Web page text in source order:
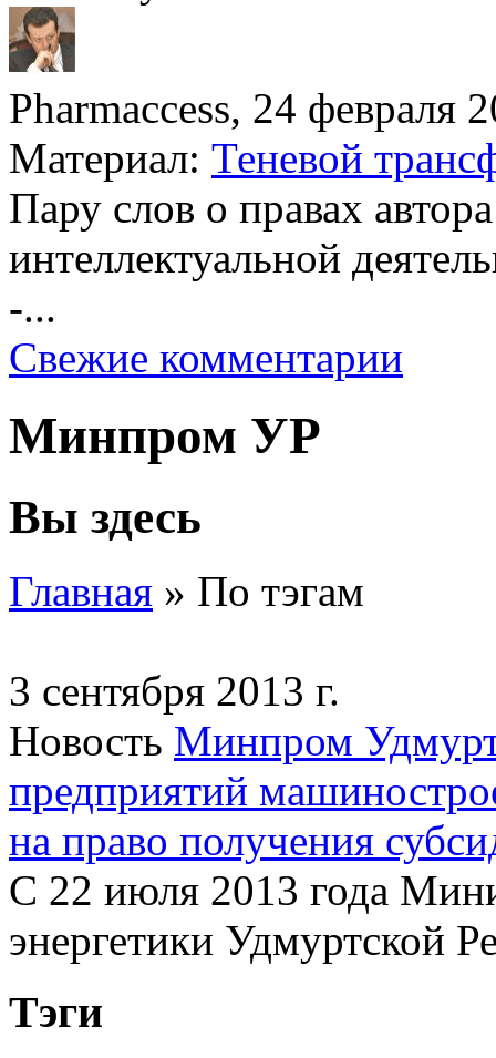
Pharmaccess, 24 февраля
Материал: Теневой
Пару слов о правах
интеллектуальной
-...
Свежие комментарии
Минпром УР
Вы здесь
Главная » По тэгам
3 сентября 2013 г.
Новость Минпром
предприятий
на право получения
С 22 июля 2013 года
энергетики Удмуртской
Тэги